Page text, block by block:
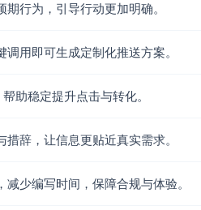
行为，引导行动更加明确。
用即可生成定制化推送方案。
助稳定提升点击与转化。
辞，让信息更贴近真实需求。
少编写时间，保障合规与体验。